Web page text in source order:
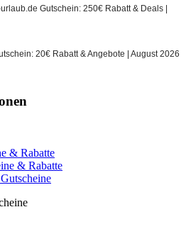
Gutschein: 250€ Rabatt & Deals |
20€ Rabatt & Angebote | August 2026
& Rabatte
& Rabatte